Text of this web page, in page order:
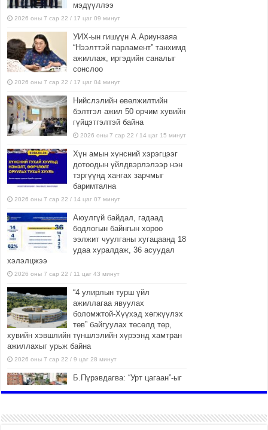
мэдүүллээ
2026 оны 7 сар 22 / 17 цаг 09 минут
УИХ-ын гишүүн А.Ариунзаяа
“Нээлттэй парламент” танхимд
ажиллаж, иргэдийн саналыг
сонслоо
2026 оны 7 сар 22 / 17 цаг 04 минут
Нийслэлийн өвөлжилтийн
бэлтгэл ажил 50 орчим хувийн
гүйцэтгэлтэй байна
2026 оны 7 сар 22 / 14 цаг 15 минут
Хүн амын хүнсний хэрэгцээг
дотоодын үйлдвэрлэлээр нэн
тэргүүнд хангах зарчмыг
баримтална
2026 оны 7 сар 22 / 14 цаг 07 минут
Аюулгүй байдал, гадаад
бодлогын байнгын хороо
ээлжит чуулганы хугацаанд 18
удаа хуралдаж, 36 асуудал
хэлэлцжээ
2026 оны 7 сар 22 / 11 цаг 43 минут
“4 улирлын турш үйл
ажиллагаа явуулах
боломжтой-Хүүхэд хөгжүүлэх
төв” байгуулах төсөлд төр,
хувийн хэвшлийн түншлэлийн хүрээнд хамтран
ажиллахыг урьж байна
2026 оны 7 сар 22 / 9 цаг 28 минут
Б.Пүрэвдагва: “Урт цагаан”-ыг
2026 оны 7 сар 21 / 16 цаг 47 минут